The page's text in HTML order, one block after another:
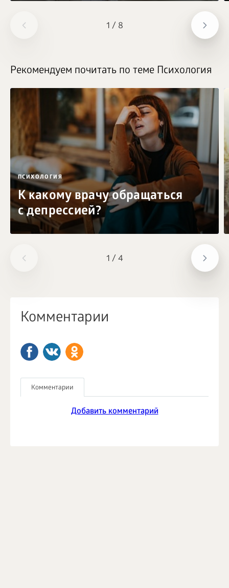
1 / 8
1 / 4
Рекомендуем почитать по теме Психология
ПСИХОЛОГИЯ
К какому врачу обращаться
с депрессией?
Комментарии
Комментарии
Добавить комментарий